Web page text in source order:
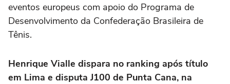
eventos europeus com apoio do Programa de
Desenvolvimento da Confederação Brasileira de
Tênis.
Henrique Vialle dispara no ranking após título
em Lima e disputa J100 de Punta Cana, na